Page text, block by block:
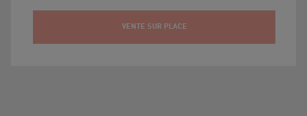
VENTE SUR PLACE